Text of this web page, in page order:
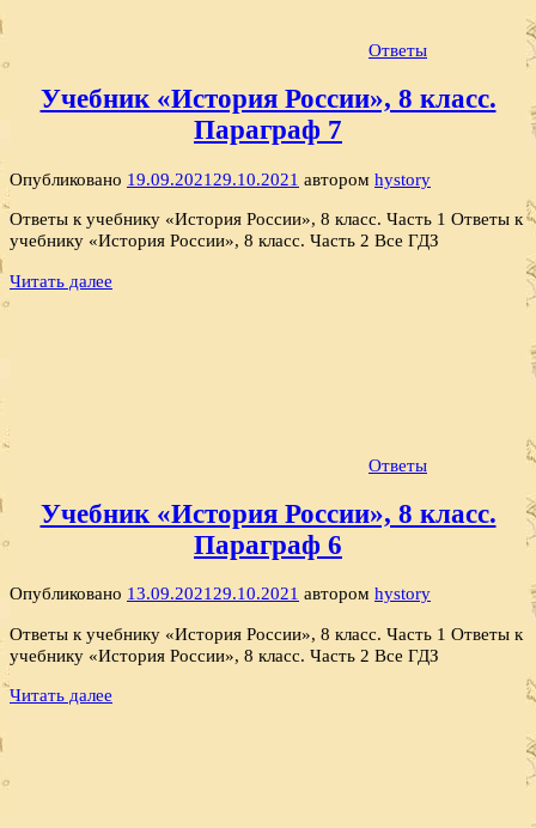
Ответы
Учебник «История России», 8 класс.
Параграф 7
Опубликовано 19.09.2021 29.10.2021 автором hystory
Ответы к учебнику «История России», 8 класс. Часть 1 Ответы к
учебнику «История России», 8 класс. Часть 2 Все ГДЗ
Читать далее
Ответы
Учебник «История России», 8 класс.
Параграф 6
Опубликовано 13.09.202129.10.2021 автором hystory
Ответы к учебнику «История России», 8 класс. Часть 1 Ответы к
учебнику «История России», 8 класс. Часть 2 Все ГДЗ
Читать далее